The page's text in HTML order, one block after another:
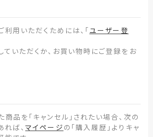
用いただくためには、「ユーザー登
ていただくか、お買い物時にご登録をお
品を「キャンセル」されたい場合、次の
れば、マイページ の「購入履歴」よりキャ